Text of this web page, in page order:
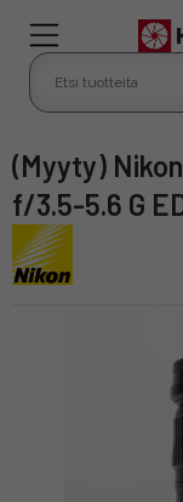
(Myyty) Nikon AF-S Nikkor 18-200mm
f/3.5-5.6 G